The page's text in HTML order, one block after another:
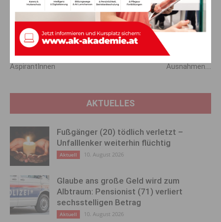
wichtig, dass sich Mehrarbeit für diese verstärkt lohnt.“
Vorheriger Artikel
Landespolizeidirektion:
Feierliche Angelobung der
AspirantInnen
Nächster Artikel
Ohne Foto droht die E-Card-
Sperre: Es gibt aber auch
Ausnahmen….
AKTUELLES
Fußgänger (20) tödlich verletzt –
Unfalllenker weiterhin flüchtig
Aktuell 10. August 2026
Glaube ans große Geld wird zum
Albtraum: Pensionist (71) verliert
sechsstelligen Betrag
Aktuell 10. August 2026